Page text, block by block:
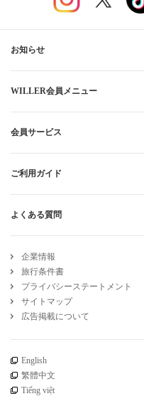
お知らせ
WILLER会員メニュー
会員サービス
ご利用ガイド
よくある質問
企業情報
旅行条件書
プライバシーステートメント
サイトマップ
広告掲載について
English
繁體中文
Tiếng việt